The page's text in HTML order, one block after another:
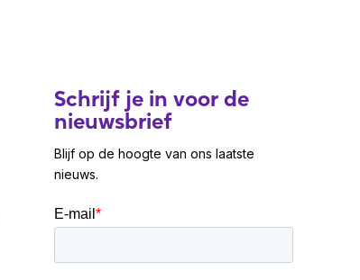
Schrijf je in voor de
nieuwsbrief
Blijf op de hoogte van ons laatste
nieuws.